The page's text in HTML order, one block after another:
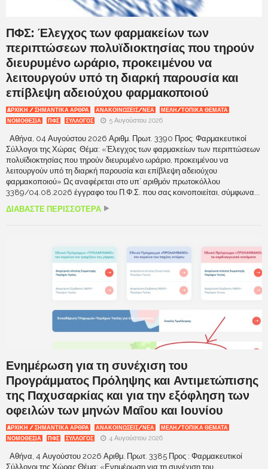
ΠΦΣ: Έλεγχος των φαρμακείων των
περιπτώσεων πολυϊδιοκτησίας που τηρούν
διευρυμένο ωράριο, προκειμένου να
λειτουργούν υπό τη διαρκή παρουσία και
επίβλεψη αδειούχου φαρμακοποιού
AΡΧΙΚΉ / ΣΗΜΑΝΤΙΚΆ ΆΡΘΡΑ ΑΝΑΚΟΙΝΩΣΕΙΣ/ΝΕΑ
ΜΕΛΗ/ΤΟΠΙΚΑ ΘΕΜΑΤΑ
ΝΟΜΟΘΕΣΙΑ
ΠΦΣ ΣΥΛΛΟΓΟΣ 5 Αυγούστου 2026
Αθήνα, 04 Αυγούστου 2026 Αριθμ. Πρωτ. 3390 Προς: Φαρμακευτικοί
Σύλλογοι της Χώρας Θέμα: «Έλεγχος των φαρμακείων των περιπτώσεων
πολυϊδιοκτησίας που τηρούν διευρυμένο ωράριο, προκειμένου να
λειτουργούν υπό τη διαρκή παρουσία και επίβλεψη αδειούχου
φαρμακοποιού» Ως αναφέρεται στο υπ’ αριθμόν πρωτοκόλλου
3389/04.08.2026 έγγραφο του Π.Φ.Σ. που σας κοινοποιείται, σύμφωνα...
ΔΙΑΒΑΣΤΕ ΠΕΡΙΣΣΟΤΕΡΑ
Ενημέρωση για τη συνέχιση του
Προγράμματος Πρόληψης και Αντιμετώπισης
της Παχυσαρκίας και για την εξόφληση των
οφειλών των μηνών Μαΐου και Ιουνίου
AΡΧΙΚΉ / ΣΗΜΑΝΤΙΚΆ ΆΡΘΡΑ ΑΝΑΚΟΙΝΩΣΕΙΣ/ΝΕΑ
ΜΕΛΗ/ΤΟΠΙΚΑ ΘΕΜΑΤΑ
ΝΟΜΟΘΕΣΙΑ
ΠΦΣ ΣΥΛΛΟΓΟΣ 4 Αυγούστου 2026
Αθήνα, 4 Αυγούστου 2026 Αριθμ. Πρωτ. 3385 Προς : Φαρμακευτικοί
Σύλλογοι της Χώρας Θέμα: «Ενημέρωση για τη συνέχιση του